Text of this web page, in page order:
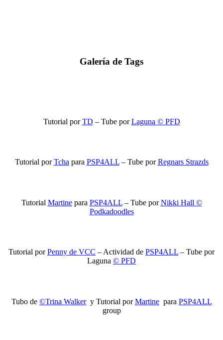
Galería de Tags
Tutorial porTD – Tube porLaguna © PFD
Tutorial porTcha para PSP4ALL– Tube porRegnars Strazds
Tutorial Martinepara PSP4ALL– Tube porNikki Hall ©
Podkadoodles
Tutorial porPenny de VCC – Actividad de PSP4ALL – Tube por
Laguna © PFD
Tubo de ©Trina Walkery Tutorial porMartine para PSP4ALL
group